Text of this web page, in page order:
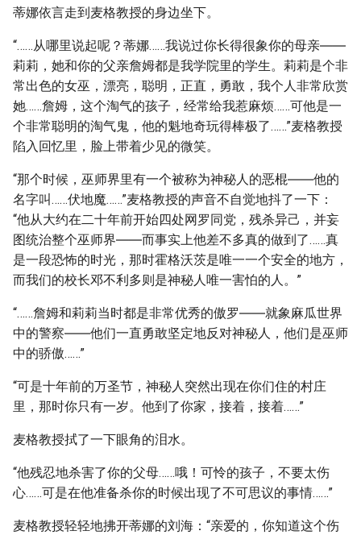
蒂娜依言走到麦格教授的身边坐下。
“……从哪里说起呢？蒂娜……我说过你长得很象你的母亲――
莉莉，她和你的父亲詹姆都是我学院里的学生。莉莉是个非
常出色的女巫，漂亮，聪明，正直，勇敢，我个人非常欣赏
她……詹姆，这个淘气的孩子，经常给我惹麻烦……可他是一
个非常聪明的淘气鬼，他的魁地奇玩得棒极了……”麦格教授
陷入回忆里，脸上带着少见的微笑。
“那个时候，巫师界里有一个被称为神秘人的恶棍――他的
名字叫……伏地魔……”麦格教授的声音不自觉地抖了一下：
“他从大约在二十年前开始四处网罗同党，残杀异己，并妄
图统治整个巫师界――而事实上他差不多真的做到了……真
是一段恐怖的时光，那时霍格沃茨是唯一一个安全的地方，
而我们的校长邓不利多则是神秘人唯一害怕的人。”
“……詹姆和莉莉当时都是非常优秀的傲罗――就象麻瓜世界
中的警察――他们一直勇敢坚定地反对神秘人，他们是巫师
中的骄傲……”
“可是十年前的万圣节，神秘人突然出现在你们住的村庄
里，那时你只有一岁。他到了你家，接着，接着……”
麦格教授拭了一下眼角的泪水。
“他残忍地杀害了你的父母……哦！可怜的孩子，不要太伤
心……可是在他准备杀你的时候出现了不可思议的事情……”
麦格教授轻轻地拂开蒂娜的刘海：“亲爱的，你知道这个伤